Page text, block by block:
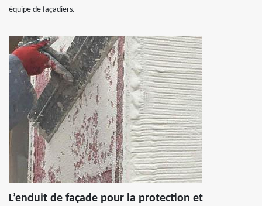
équipe de façadiers.
L’enduit de façade pour la protection et